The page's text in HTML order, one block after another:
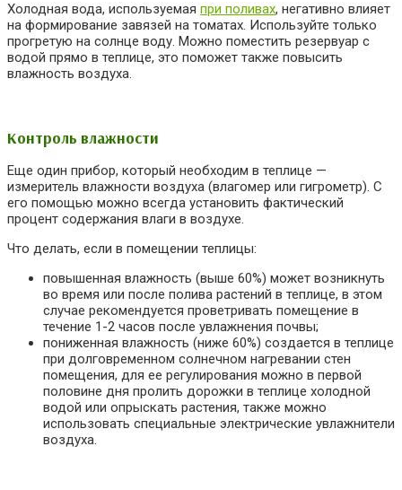
Холодная вода, используемая при поливах, негативно влияет
на формирование завязей на томатах. Используйте только
прогретую на солнце воду. Можно поместить резервуар с
водой прямо в теплице, это поможет также повысить
влажность воздуха.
Контроль влажности
Еще один прибор, который необходим в теплице —
измеритель влажности воздуха (влагомер или гигрометр). С
его помощью можно всегда установить фактический
процент содержания влаги в воздухе.
Что делать, если в помещении теплицы:
повышенная влажность (выше 60%) может возникнуть
во время или после полива растений в теплице, в этом
случае рекомендуется проветривать помещение в
течение 1-2 часов после увлажнения почвы;
пониженная влажность (ниже 60%) создается в теплице
при долговременном солнечном нагревании стен
помещения, для ее регулирования можно в первой
половине дня пролить дорожки в теплице холодной
водой или опрыскать растения, также можно
использовать специальные электрические увлажнители
воздуха.